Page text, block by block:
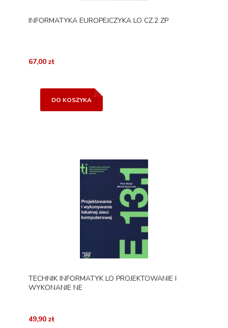
INFORMATYKA EUROPEJCZYKA LO CZ.2 ZP
67,00 zł
DO KOSZYKA
TECHNIK INFORMATYK LO PROJEKTOWANIE I
WYKONANIE NE
49,90 zł